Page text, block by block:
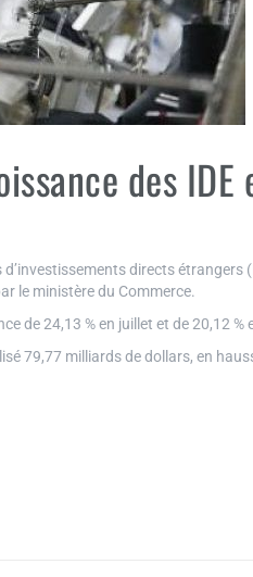
des IDE
directs étrangers
le ministère du Commerce.
de 24,13 % en juillet et de 20,12 %
79,77 milliards de dollars, en